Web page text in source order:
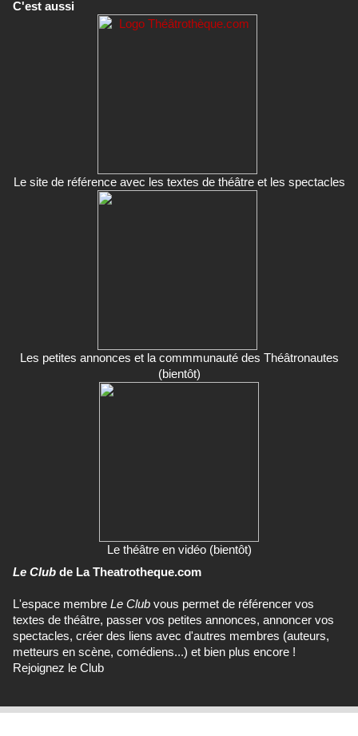
C'est aussi
Le site de référence avec les textes de théâtre et les spectacles
Les petites annonces et la commmunauté des Théâtronautes
(bientôt)
Le théâtre en vidéo (bientôt)
Le Club de La Theatrotheque.com
L'espace membre Le Club vous permet de référencer vos
textes de théâtre, passer vos petites annonces, annoncer vos
spectacles, créer des liens avec d'autres membres (auteurs,
metteurs en scène, comédiens...) et bien plus encore !
Rejoignez le Club